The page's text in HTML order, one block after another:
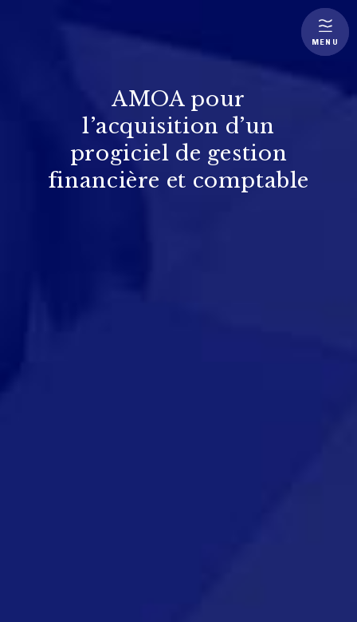
AMOA pour
l’acquisition d’un
progiciel de gestion
financière et comptable
MENU